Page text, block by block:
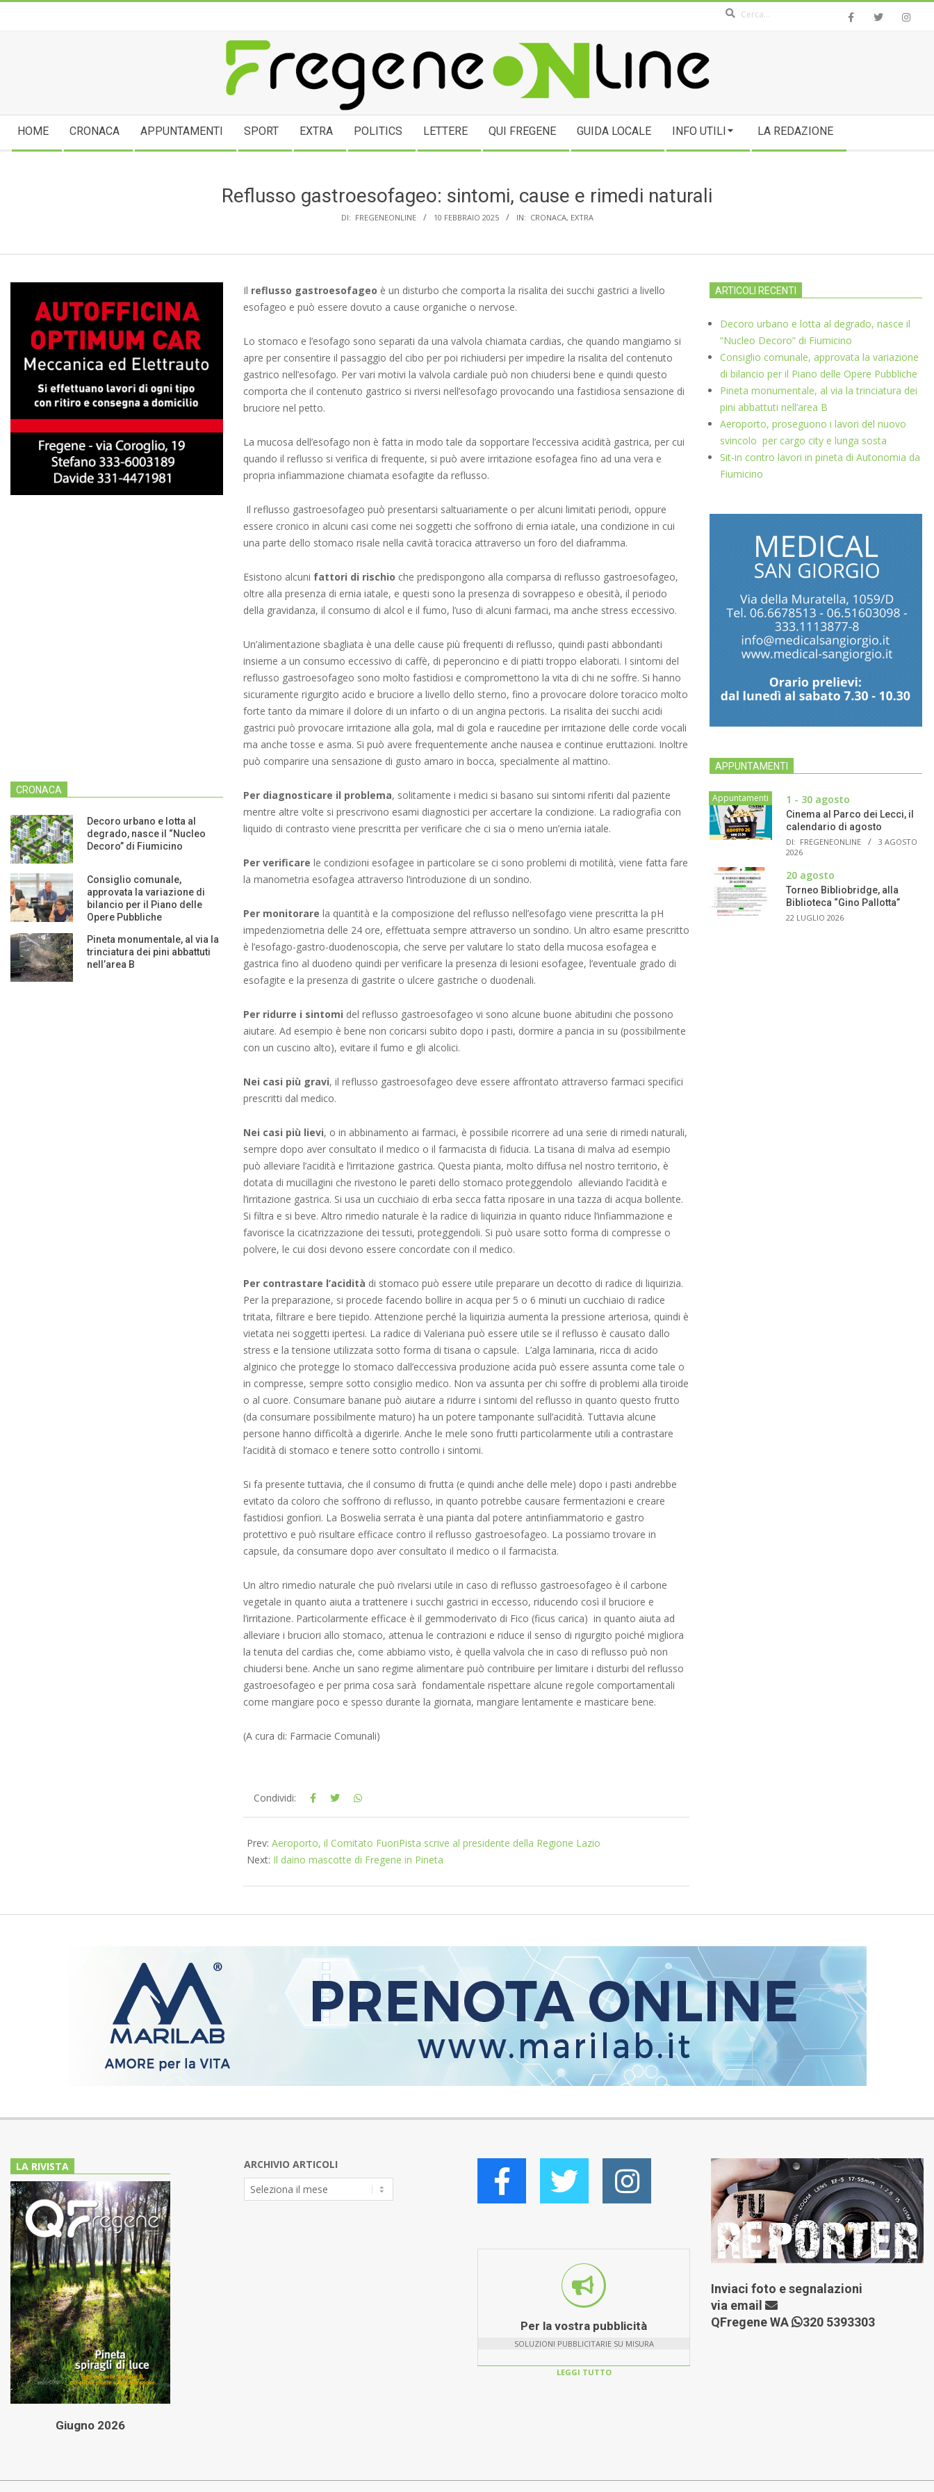
FREGENEONLINE.COM
Navigation
Menu
HOME CRONACA APPUNTAMENTI SPORT EXTRA POLITICS LETTERE QUI FREGENE GUIDA LOCALE INFO UTILI LA REDAZIONE
Reflusso gastroesofageo: sintomi, cause e rimedi naturali
DI: FREGENEONLINE 10 FEBBRAIO 2025 IN: CRONACA, EXTRA
Il reflusso gastroesofageo è un disturbo che comporta la risalita dei succhi gastrici a livello
esofageo e può essere dovuto a cause organiche o nervose.
Lo stomaco e l’esofago sono separati da una valvola chiamata cardias, che quando mangiamo si
apre per consentire il passaggio del cibo per poi richiudersi per impedire la risalita del contenuto
gastrico nell’esofago. Per vari motivi la valvola cardiale può non chiudersi bene e quindi questo
comporta che il contenuto gastrico si riversi nell’esofago provocando una fastidiosa sensazione di
bruciore nel petto.
La mucosa dell’esofago non è fatta in modo tale da sopportare l’eccessiva acidità gastrica, per cui
quando il reflusso si verifica di frequente, si può avere irritazione esofagea fino ad una vera e
propria infiammazione chiamata esofagite da reflusso.
Il reflusso gastroesofageo può presentarsi saltuariamente o per alcuni limitati periodi, oppure
essere cronico in alcuni casi come nei soggetti che soffrono di ernia iatale, una condizione in cui
una parte dello stomaco risale nella cavità toracica attraverso un foro del diaframma.
Esistono alcuni fattori di rischio che predispongono alla comparsa di reflusso gastroesofageo,
oltre alla presenza di ernia iatale, e questi sono la presenza di sovrappeso e obesità, il periodo
della gravidanza, il consumo di alcol e il fumo, l’uso di alcuni farmaci, ma anche stress eccessivo.
Un’alimentazione sbagliata è una delle cause più frequenti di reflusso, quindi pasti abbondanti
insieme a un consumo eccessivo di caffè, di peperoncino e di piatti troppo elaborati. I sintomi del
reflusso gastroesofageo sono molto fastidiosi e compromettono la vita di chi ne soffre. Si hanno
sicuramente rigurgito acido e bruciore a livello dello sterno, fino a provocare dolore toracico molto
forte tanto da mimare il dolore di un infarto o di un angina pectoris. La risalita dei succhi acidi
gastrici può provocare irritazione alla gola, mal di gola e raucedine per irritazione delle corde vocali
ma anche tosse e asma. Si può avere frequentemente anche nausea e continue eruttazioni. Inoltre
può comparire una sensazione di gusto amaro in bocca, specialmente al mattino.
Per diagnosticare il problema, solitamente i medici si basano sui sintomi riferiti dal paziente
mentre altre volte si prescrivono esami diagnostici per accertare la condizione. La radiografia con
liquido di contrasto viene prescritta per verificare che ci sia o meno un’ernia iatale.
Per verificare le condizioni esofagee in particolare se ci sono problemi di motilità, viene fatta fare
la manometria esofagea attraverso l’introduzione di un sondino.
Per monitorare la quantità e la composizione del reflusso nell’esofago viene prescritta la pH
impedenziometria delle 24 ore, effettuata sempre attraverso un sondino. Un altro esame prescritto
è l’esofago-gastro-duodenoscopia, che serve per valutare lo stato della mucosa esofagea e
gastrica fino al duodeno quindi per verificare la presenza di lesioni esofagee, l’eventuale grado di
esofagite e la presenza di gastrite o ulcere gastriche o duodenali.
Per ridurre i sintomi del reflusso gastroesofageo vi sono alcune buone abitudini che possono
aiutare. Ad esempio è bene non coricarsi subito dopo i pasti, dormire a pancia in su (possibilmente
con un cuscino alto), evitare il fumo e gli alcolici.
Nei casi più gravi, il reflusso gastroesofageo deve essere affrontato attraverso farmaci specifici
prescritti dal medico.
Nei casi più lievi, o in abbinamento ai farmaci, è possibile ricorrere ad una serie di rimedi naturali,
sempre dopo aver consultato il medico o il farmacista di fiducia. La tisana di malva ad esempio
può alleviare l’acidità e l’irritazione gastrica. Questa pianta, molto diffusa nel nostro territorio, è
dotata di mucillagini che rivestono le pareti dello stomaco proteggendolo alleviando l’acidità e
l’irritazione gastrica. Si usa un cucchiaio di erba secca fatta riposare in una tazza di acqua bollente.
Si filtra e si beve. Altro rimedio naturale è la radice di liquirizia in quanto riduce l’infiammazione e
favorisce la cicatrizzazione dei tessuti, proteggendoli. Si può usare sotto forma di compresse o
polvere, le cui dosi devono essere concordate con il medico.
Per contrastare l’acidità di stomaco può essere utile preparare un decotto di radice di liquirizia.
Per la preparazione, si procede facendo bollire in acqua per 5 o 6 minuti un cucchiaio di radice
tritata, filtrare e bere tiepido. Attenzione perché la liquirizia aumenta la pressione arteriosa, quindi è
vietata nei soggetti ipertesi. La radice di Valeriana può essere utile se il reflusso è causato dallo
stress e la tensione utilizzata sotto forma di tisana o capsule. L’alga laminaria, ricca di acido
alginico che protegge lo stomaco dall’eccessiva produzione acida può essere assunta come tale o
in compresse, sempre sotto consiglio medico. Non va assunta per chi soffre di problemi alla tiroide
o al cuore. Consumare banane può aiutare a ridurre i sintomi del reflusso in quanto questo frutto
(da consumare possibilmente maturo) ha un potere tamponante sull’acidità. Tuttavia alcune
persone hanno difficoltà a digerirle. Anche le mele sono frutti particolarmente utili a contrastare
l’acidità di stomaco e tenere sotto controllo i sintomi.
Si fa presente tuttavia, che il consumo di frutta (e quindi anche delle mele) dopo i pasti andrebbe
evitato da coloro che soffrono di reflusso, in quanto potrebbe causare fermentazioni e creare
fastidiosi gonfiori. La Boswelia serrata è una pianta dal potere antinfiammatorio e gastro
protettivo e può risultare efficace contro il reflusso gastroesofageo. La possiamo trovare in
capsule, da consumare dopo aver consultato il medico o il farmacista.
Un altro rimedio naturale che può rivelarsi utile in caso di reflusso gastroesofageo è il carbone
vegetale in quanto aiuta a trattenere i succhi gastrici in eccesso, riducendo così il bruciore e
l’irritazione. Particolarmente efficace è il gemmoderivato di Fico (ficus carica) in quanto aiuta ad
alleviare i bruciori allo stomaco, attenua le contrazioni e riduce il senso di rigurgito poiché migliora
la tenuta del cardias che, come abbiamo visto, è quella valvola che in caso di reflusso può non
chiudersi bene. Anche un sano regime alimentare può contribuire per limitare i disturbi del reflusso
gastroesofageo e per prima cosa sarà fondamentale rispettare alcune regole comportamentali
come mangiare poco e spesso durante la giornata, mangiare lentamente e masticare bene.
(A cura di: Farmacie Comunali)
2025-
02-
Condividi:
Prev: Aeroporto, il Comitato FuoriPista scrive al presidente della Regione Lazio
Next: Il daino mascotte di Fregene in Pineta
CRONACA
Decoro urbano e lotta al
degrado, nasce il “Nucleo
Decoro” di Fiumicino
Consiglio comunale,
approvata la variazione di
bilancio per il Piano delle
Opere Pubbliche
Pineta monumentale, al via la
trinciatura dei pini abbattuti
nell’area B
ARTICOLI RECENTI
Decoro urbano e lotta al degrado, nasce il
“Nucleo Decoro” di Fiumicino
Consiglio comunale, approvata la variazione
di bilancio per il Piano delle Opere Pubbliche
Pineta monumentale, al via la trinciatura dei
pini abbattuti nell’area B
Aeroporto, proseguono i lavori del nuovo
svincolo per cargo city e lunga sosta
Sit-in contro lavori in pineta di Autonomia da
Fiumicino
APPUNTAMENTI
Appuntamenti 1 - 30 agosto
Cinema al Parco dei Lecci, il
calendario di agosto
DI: FREGENEONLINE
3 AGOSTO
2026
20 agosto
Torneo Bibliobridge, alla
Biblioteca “Gino Pallotta”
22 LUGLIO 2026
LA RIVISTA
Giugno 2026
ARCHIVIO ARTICOLI
Archivio
Articoli
Per la vostra pubblicità
SOLUZIONI PUBBLICITARIE SU MISURA
LEGGI TUTTO
Inviaci foto e segnalazioni
via email
QFregene WA
320 5393303